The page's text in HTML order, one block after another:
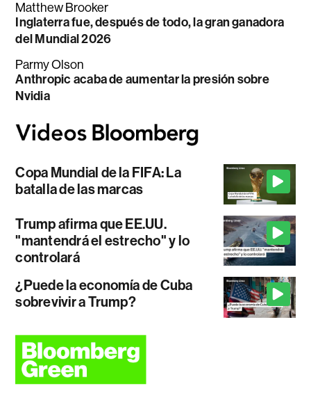
Matthew Brooker
Inglaterra fue, después de todo, la gran ganadora
del Mundial 2026
Parmy Olson
Anthropic acaba de aumentar la presión sobre
Nvidia
Copa Mundial de la FIFA: La
batalla de las marcas
Trump afirma que EE.UU.
"mantendrá el estrecho" y lo
controlará
¿Puede la economía de Cuba
sobrevivir a Trump?